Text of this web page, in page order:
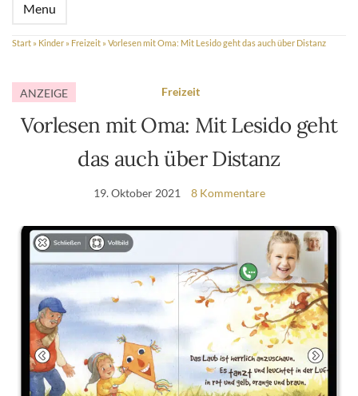
Menu
Start » Kinder » Freizeit » Vorlesen mit Oma: Mit Lesido geht das auch über Distanz
ANZEIGE Freizeit
Vorlesen mit Oma: Mit Lesido geht
das auch über Distanz
19. Oktober 2021 8 Kommentare